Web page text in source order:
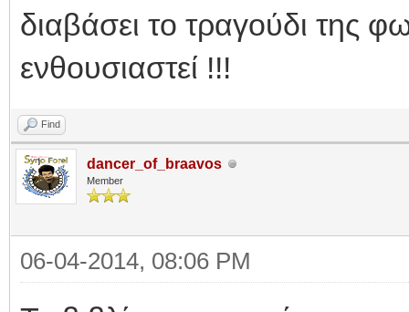
διαβάσει το τραγούδι της
ενθουσιαστεί !!!
Find
dancer_of_braavos
Member
06-04-2014, 08:06 PM